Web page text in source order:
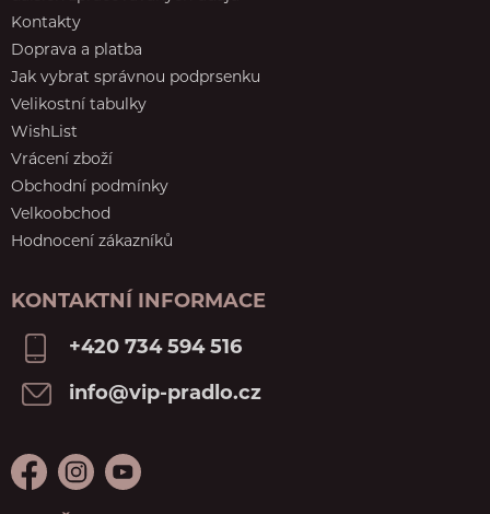
Kontakty
Doprava a platba
Jak vybrat správnou podprsenku
Velikostní tabulky
WishList
Vrácení zboží
Obchodní podmínky
Velkoobchod
Hodnocení zákazníků
KONTAKTNÍ INFORMACE
+420 734 594 516
info@vip-pradlo.cz